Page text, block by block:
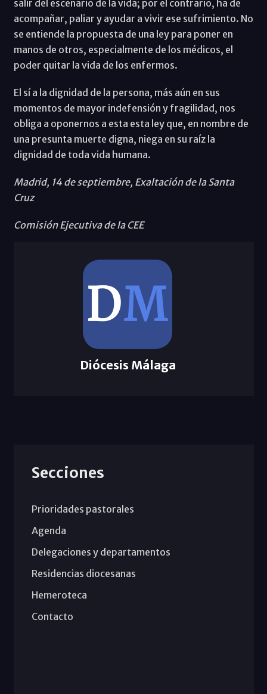
salir del escenario de la vida; por el contrario, ha de
acompañar, paliar y ayudar a vivir ese sufrimiento. No
se entiende la propuesta de una ley para poner en
manos de otros, especialmente de los médicos, el
poder quitar la vida de los enfermos.
El sí a la dignidad de la persona, más aún en sus
momentos de mayor indefensión y fragilidad, nos
obliga a oponernos a esta esta ley que, en nombre de
una presunta muerte digna, niega en su raíz la
dignidad de toda vida humana.
Madrid, 14 de septiembre, Exaltación de la Santa
Cruz
Comisión Ejecutiva de la CEE
Diócesis Málaga
Secciones
Prioridades pastorales
Agenda
Delegaciones y departamentos
Residencias diocesanas
Hemeroteca
Contacto